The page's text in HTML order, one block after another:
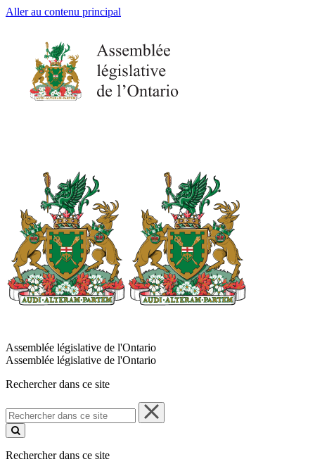
Aller au contenu principal
Assemblée législative de l'Ontario
Assemblée législative de l'Ontario
Rechercher dans ce site
Rechercher
dans
ce
Rechercher dans ce site